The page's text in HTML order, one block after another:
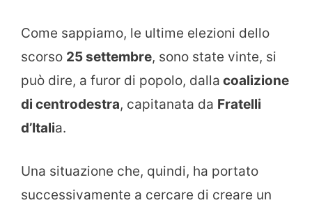
Come sappiamo, le ultime elezioni dello
scorso 25 settembre, sono state vinte, si
può dire, a furor di popolo, dalla coalizione
di centrodestra, capitanata da Fratelli
d’Italia.
Una situazione che, quindi, ha portato
successivamente a cercare di creare un